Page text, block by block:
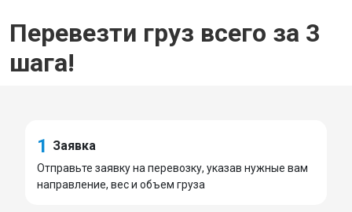
Перевезти груз всего за 3
шага!
1 Заявка
Отправьте заявку на перевозку, указав нужные вам
направление, вес и объем груза